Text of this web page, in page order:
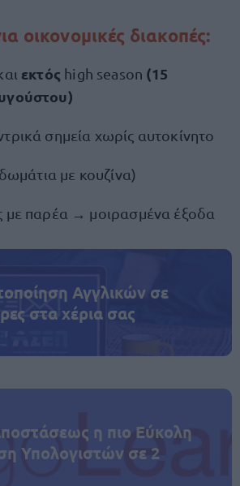
οικονομικές διακοπές:
εκτός high season (15
σημεία χωρίς αυτοκίνητο
με κουζίνα)
με παρέα → μοιρασμένα έξοδα
Αγγλικών σε
στα χέρια σας
η πιο Εύκολη
Υπολογιστών σε 2